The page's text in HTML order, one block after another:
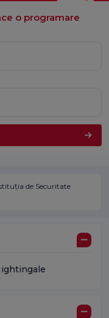
o programare
de Securitate